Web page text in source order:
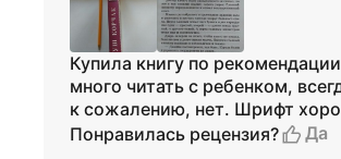
Купила книгу по
много читать с ребенком,
к сожалению, нет. Шрифт
Понравилась рецензия?
Да